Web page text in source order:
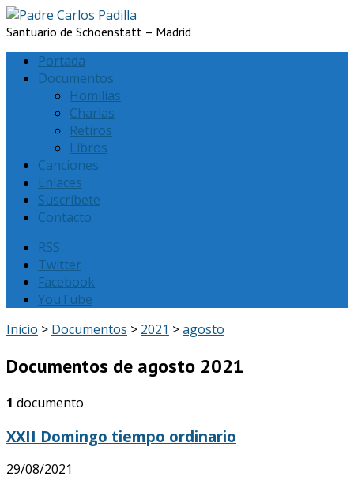
Santuario de Schoenstatt – Madrid
Portada
Documentos
Homilias
Charlas
Retiros
Libros
Canciones
Enlaces
Suscríbete
Contacto
RSS
Twitter
Facebook
YouTube
Inicio > Documentos > 2021 >agosto
Documentos de agosto 2021
1 documento
XXII Domingo tiempo ordinario
29/08/2021